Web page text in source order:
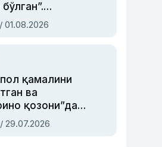
Ориповни
айбловлардан
01.08.2026
қамалини
ва
қозони”дан
қаҳрамон —
армияси бош
29.07.2026